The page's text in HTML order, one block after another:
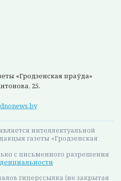
«Гродзенская праўда»
25.
интеллектуальной
газеты «Гродзенская
с письменного разрешения
гиперссылка (не закрытая